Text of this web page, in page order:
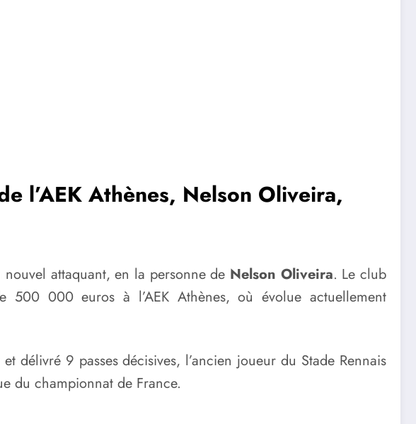
l’AEK Athènes, Nelson Oliveira,
attaquant, en la personne de Nelson Oliveira. Le club
000 euros à l’AEK Athènes, où évolue actuellement
délivré 9 passes décisives, l’ancien joueur du Stade Rennais
du championnat de France.